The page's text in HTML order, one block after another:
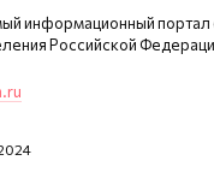
информационный
Российской